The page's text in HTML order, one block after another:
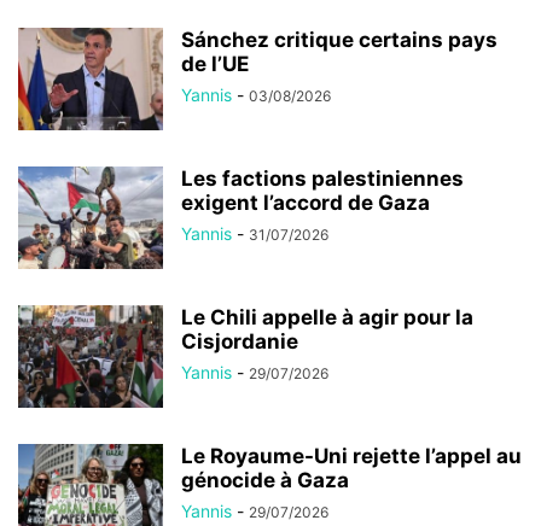
Sánchez critique certains pays
de l’UE
Yannis - 03/08/2026
Les factions palestiniennes
exigent l’accord de Gaza
Yannis - 31/07/2026
Le Chili appelle à agir pour la
Cisjordanie
Yannis - 29/07/2026
Le Royaume-Uni rejette l’appel au
génocide à Gaza
Yannis - 29/07/2026